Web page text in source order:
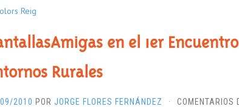
Reig
en el 1er
Rurales
2010 POR JORGE FLORES FERNÁNDEZ · COMENTARIOS